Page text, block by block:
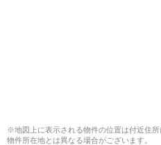
※地図上に表示される物件の位置は付近住
物件所在地とは異なる場合がございます。